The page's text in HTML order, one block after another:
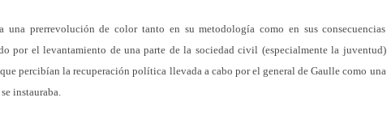
una prerrevolución de color tanto en su metodología como en sus consecuencias
por el levantamiento de una parte de la sociedad civil (especialmente la juventud)
percibían la recuperación política llevada a cabo por el general de Gaulle como una
instauraba.